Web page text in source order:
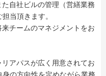
自社ビルの管理（営繕業務
当頂きます。
チームのマネジメントをお
アパスが広く用意されてお